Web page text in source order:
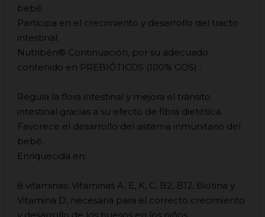
bebé.
Participa en el crecimiento y desarrollo del tracto
intestinal.
Nutribén® Continuación, por su adecuado
contenido en PREBIÓTICOS (100% GOS) :
Regula la flora intestinal y mejora el tránsito
intestinal gracias a su efecto de fibra dietética.
Favorece el desarrollo del sistema inmunitario del
bebé.
Enriquecida en:
8 vitaminas: Vitaminas A, E, K, C, B2, B12, Biotina y
Vitamina D, necesaria para el correcto crecimiento